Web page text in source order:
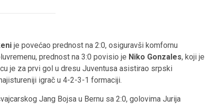
je povećao prednost na 2:0, osiguravši komfornu
prednost na 3:0 povisio je Niko Gonzales, koji je
je za prvi gol u dresu Juventusa asistirao srpski
igrač u 4-2-3-1 formaciji.
Jang Bojsa u Bernu sa 2:0, golovima Jurija